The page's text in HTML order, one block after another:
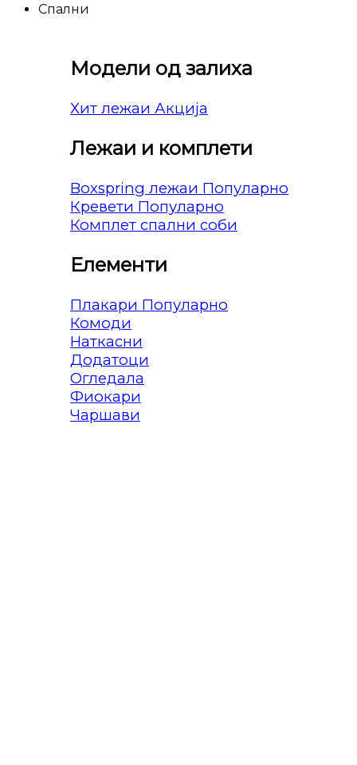
Спални
Модели од залиха
Хит лежаи
Лежаи и комплети
Boxspring лежаи
Кревети
Комплет спални соби
Елементи
Плакари
Комоди
Наткасни
Додатоци
Огледала
Фиокари
Чаршави